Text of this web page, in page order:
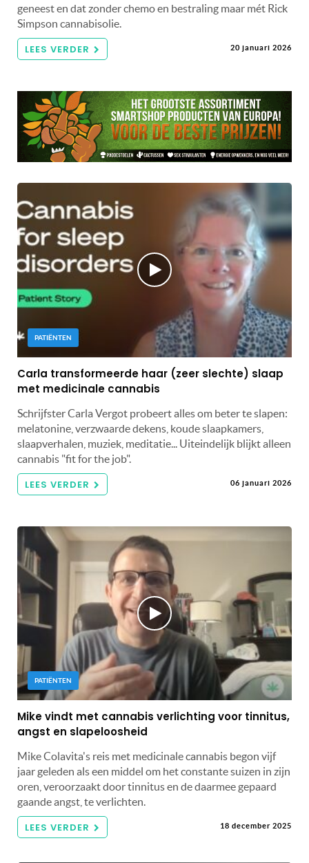
geneest en dat zonder chemo en bestraling maar mét Rick
Simpson cannabisolie.
LEES VERDER 20 januari 2026
PATIËNTEN
Carla transformeerde haar (zeer slechte) slaap
met medicinale cannabis
Schrijfster Carla Vergot probeert alles om beter te slapen:
melatonine, verzwaarde dekens, koude slaapkamers,
slaapverhalen, muziek, meditatie... Uiteindelijk blijkt alleen
cannabis "fit for the job".
LEES VERDER 06 januari 2026
PATIËNTEN
Mike vindt met cannabis verlichting voor tinnitus,
angst en slapeloosheid
Mike Colavita's reis met medicinale cannabis begon vijf
jaar geleden als een middel om het constante suizen in zijn
oren, veroorzaakt door tinnitus en de daarmee gepaard
gaande angst, te verlichten.
LEES VERDER 18 december 2025